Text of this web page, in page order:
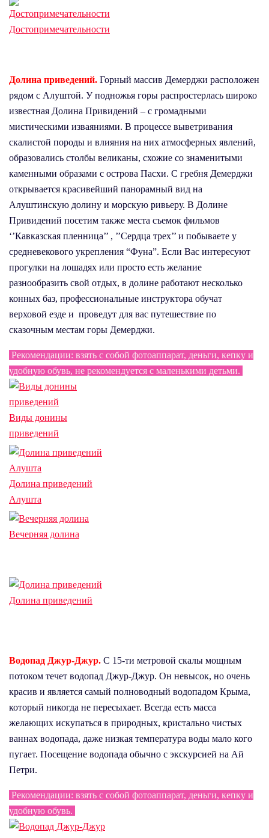
Достопримечательности
Долина приведений. Горный массив Демерджи расположен
рядом с Алуштой. У подножья горы распростерлась широко
известная Долина Привидений – с громадными
мистическими изваяниями. В процессе выветривания
скалистой породы и влияния на них атмосферных явлений,
образовались столбы великаны, схожие со знаменитыми
каменными образами с острова Пасхи. С гребня Демерджи
открывается красивейший панорамный вид на
Алуштинскую долину и морскую ривьеру. В Долине
Привидений посетим также места съемок фильмов
‘’Кавказская пленница’’ , ’’Сердца трех’’ и побываете у
средневекового укрепления “Фуна”. Если Вас интересуют
прогулки на лошадях или просто есть желание
разнообразить свой отдых, в долине работают несколько
конных баз, профессиональные инструктора обучат
верховой езде и проведут для вас путешествие по
сказочным местам горы Демерджи.
Рекомендации: взять с собой фотоаппарат, деньги, кепку и
удобную обувь, не рекомендуется с маленькими детьми.
Виды донины
приведений
Долина приведений
Алушта
Вечерняя долина
Долина приведений
Водопад Джур-Джур. С 15-ти метровой скалы мощным
потоком течет водопад Джур-Джур. Он невысок, но очень
красив и является самый полноводный водопадом Крыма,
который никогда не пересыхает. Всегда есть масса
желающих искупаться в природных, кристально чистых
ваннах водопада, даже низкая температура воды мало кого
пугает. Посещение водопада обычно с экскурсией на Ай
Петри.
Рекомендации: взять с собой фотоаппарат, деньги, кепку и
удобную обувь.